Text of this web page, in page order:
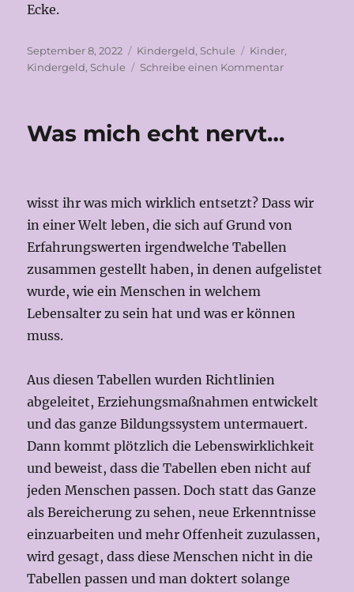
Ecke.
Veröffentlicht
am
September 8, 2022 Kategorien
Kindergeld, Schule Schlagwörter
Kinder,
Kindergeld, Schule Schreibe einen Kommentarzu
Was mich echt nervt…
wisst ihr was mich wirklich entsetzt? Dass wir
in einer Welt leben, die sich auf Grund von
Erfahrungswerten irgendwelche Tabellen
zusammen gestellt haben, in denen aufgelistet
wurde, wie ein Menschen in welchem
Lebensalter zu sein hat und was er können
muss.
Aus diesen Tabellen wurden Richtlinien
abgeleitet, Erziehungsmaßnahmen entwickelt
und das ganze Bildungssystem untermauert.
Dann kommt plötzlich die Lebenswirklichkeit
und beweist, dass die Tabellen eben nicht auf
jeden Menschen passen. Doch statt das Ganze
als Bereicherung zu sehen, neue Erkenntnisse
einzuarbeiten und mehr Offenheit zuzulassen,
wird gesagt, dass diese Menschen nicht in die
Tabellen passen und man doktert solange